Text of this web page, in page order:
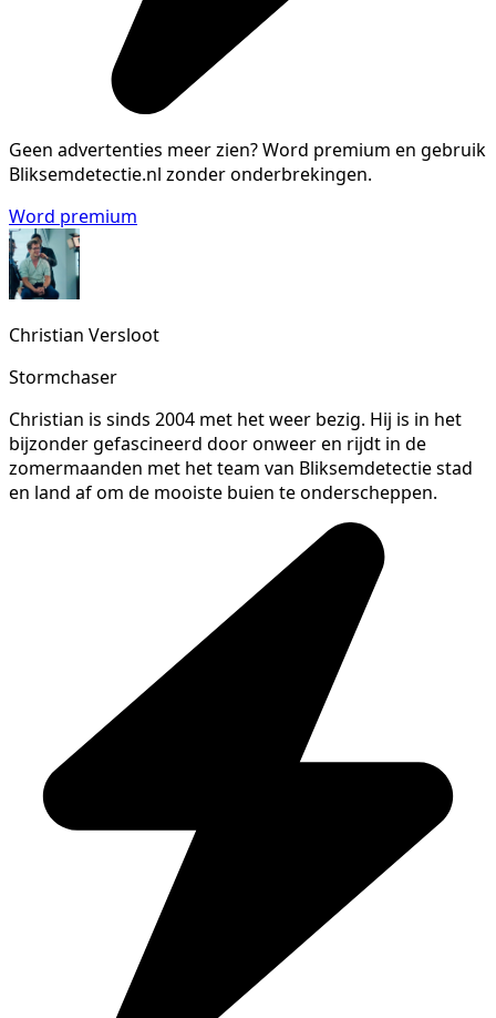
Geen advertenties meer zien?Word premium en gebruik
Bliksemdetectie.nl zonder onderbrekingen.
Word premium
Christian Versloot
Stormchaser
Christian is sinds 2004 met het weer bezig. Hij is in het
bijzonder gefascineerd door onweer en rijdt in de
zomermaanden met het team van Bliksemdetectie stad
en land af om de mooiste buien te onderscheppen.